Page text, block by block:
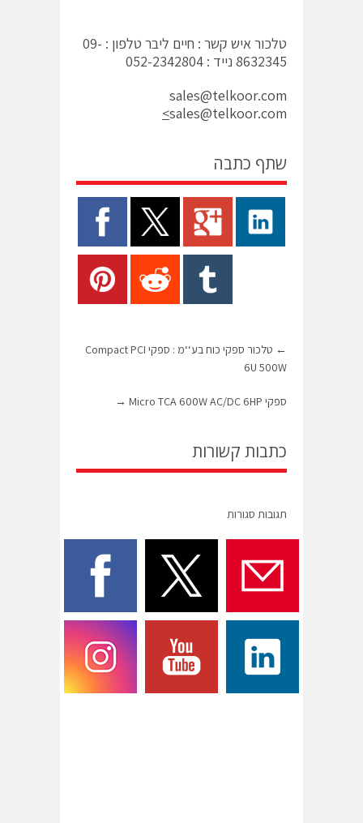
טלכור איש קשר : חיים ליבר טלפון : 09-
8632345 נייד : 052-2342804
sales@telkoor.com
<sales@telkoor.com
שתף כתבה
←
טלכור ספקי כוח בע‘‘מ : ספקי Compact PCI
6U 500W
ספקי Micro TCA 600W AC/DC 6HP →
כתבות קשורות
תגובות סגורות